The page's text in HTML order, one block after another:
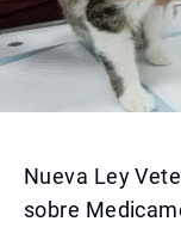
Nueva Ley
sobre